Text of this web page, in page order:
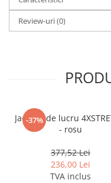
Review-uri(0)
-37%
Jacheta de lucru
- rosu
377,52 Lei
236,00 Lei
TVA inclus